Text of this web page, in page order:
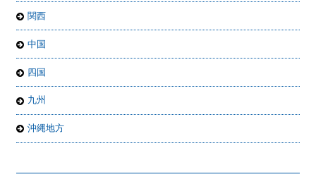
関西
中国
四国
九州
沖縄地方